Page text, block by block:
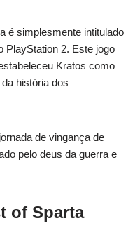
é simplesmente intitulado
PlayStation 2. Este jogo
Kratos como
história dos
de vingança de
pelo deus da guerra e
of Sparta